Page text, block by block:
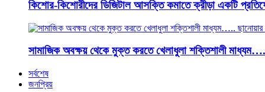
কিশোর-কিশোরীদের ডিজিটাল আসক্তি কমাতে ক্রীড়া একটি
সামাজিক অবক্ষয় থেকে মুক্ত করতে খেলাধুলা শক্তিশালী
সর্বশেষ
জনপ্রিয়